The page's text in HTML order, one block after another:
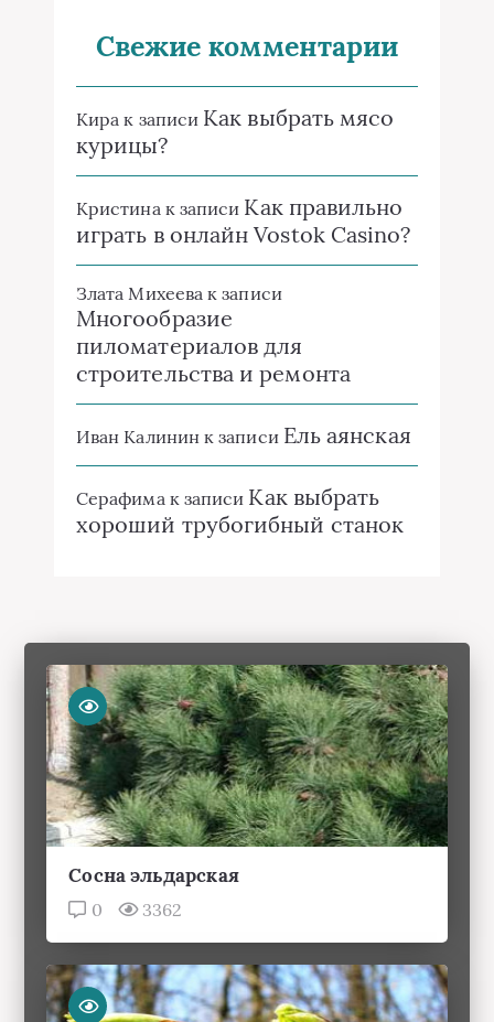
Свежие комментарии
Кира к записи Как выбрать мясо
курицы?
Кристинак записи Как правильно
играть в онлайн Vostok Casino?
Злата Михеева к записи
Многообразие
пиломатериалов для
строительства и ремонта
Иван Калининк записи Ель аянская
Серафимак записи Как выбрать
хороший трубогибный станок
Сосна эльдарская
0 3362